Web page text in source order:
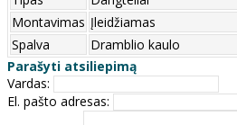
Montavimas Įleidžiamas
Spalva
Dramblio kaulo
Parašyti atsiliepimą
Vardas:
El. pašto adresas: